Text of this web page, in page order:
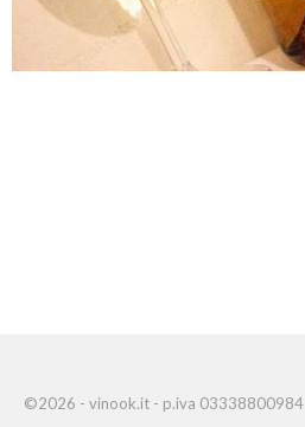
©2026 - vinook.it - p.iva 03338800984